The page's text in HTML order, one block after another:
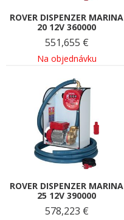
ROVER DISPENZER MARINA
20 12V 360000
551,655 €
Na objednávku
ROVER DISPENZER MARINA
25 12V 390000
578,223 €